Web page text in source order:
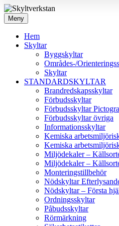
Meny
Hem
Skyltar
Byggskyltar
Områdes-/
Skyltar
STANDARDSKYLTAR
Brandredskapsskyltar
Förbudsskyltar
Förbudsskyltar
Förbudsskyltar övriga
Informationsskyltar
Kemiska
Kemiska
Miljödekaler –
Miljödekaler –
Monteringstillbehör
Nödskyltar
Nödskyltar – Första
Ordningsskyltar
Påbudsskyltar
Rörmärkning